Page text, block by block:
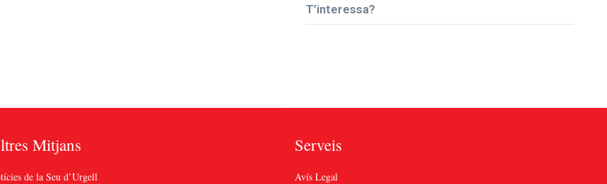
T’interessa?
Mitjans
de la Seu d’Urgell
Serveis
Avís Legal